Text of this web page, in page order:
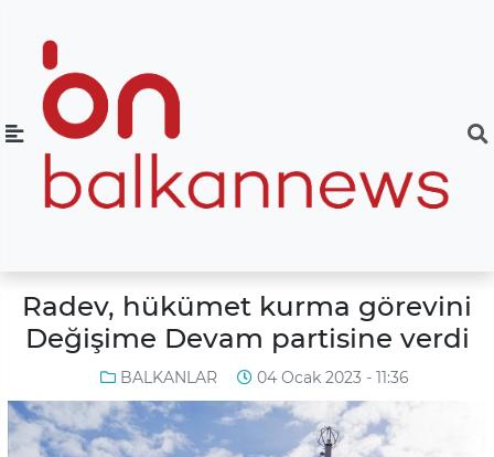
Radev, hükümet kurma görevini
Değişime Devam partisine verdi
BALKANLAR 04 Ocak 2023 - 11:36